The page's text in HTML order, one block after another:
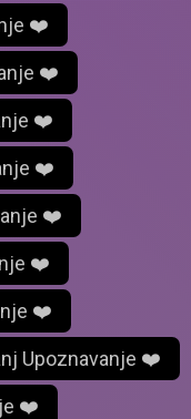
❤️
❤️
❤️
❤️
❤️
❤️
❤️
Upoznavanje ❤️
❤️